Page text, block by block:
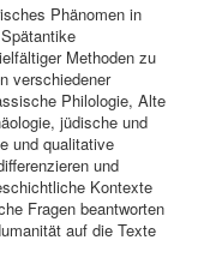
Phänomen in
Methoden zu
verschiedener
Philologie, Alte
jüdische und
und qualitative
und
Kontexte
Fragen beantworten
auf die Texte